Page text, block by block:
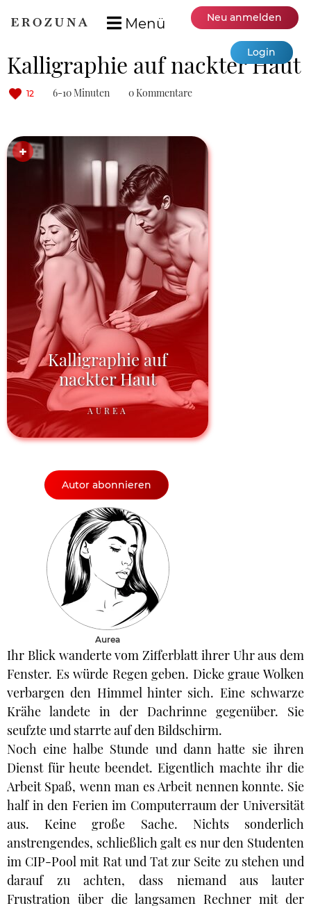
Menü Neu anmelden
Login
Kalligraphie auf nackter Haut
12 6-10 Minuten 0 Kommentare
Kalligraphie auf
nackter Haut
AUREA
Autor abonnieren
Aurea
Ihr Blick wanderte vom Zifferblatt ihrer Uhr aus dem
Fenster. Es würde Regen geben. Dicke graue Wolken
verbargen den Himmel hinter sich. Eine schwarze
Krähe landete in der Dachrinne gegenüber. Sie
seufzte und starrte auf den Bildschirm.
Noch eine halbe Stunde und dann hatte sie ihren
Dienst für heute beendet. Eigentlich machte ihr die
Arbeit Spaß, wenn man es Arbeit nennen konnte. Sie
half in den Ferien im Computerraum der Universität
aus. Keine große Sache. Nichts sonderlich
anstrengendes, schließlich galt es nur den Studenten
im CIP-Pool mit Rat und Tat zur Seite zu stehen und
darauf zu achten, dass niemand aus lauter
Frustration über die langsamen Rechner mit der